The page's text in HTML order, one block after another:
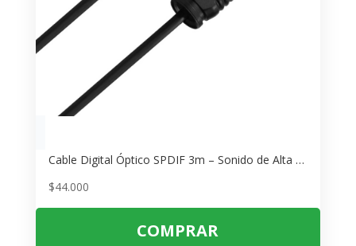
Cable Digital Óptico SPDIF 3m – Sonido de Alta Calidad sin Interferencias
$44.000
COMPRAR